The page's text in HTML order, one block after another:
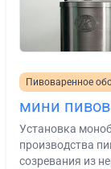
Пивоваренное
мини
Установка
производства
созревания из